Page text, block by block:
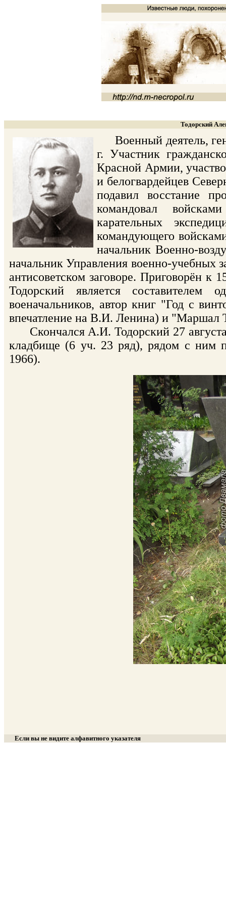
Тодорский
Военный деятель,
г. Участник
Красной Армии,
и белогвардейцев
подавил восстание
командовал
карательных
командующего
начальник Военно-
начальник Управления военно-учебных
антисоветском заговоре. Приговорён к
Тодорский является составителем
военачальников, автор книг "Год с
впечатление на В.И. Ленина) и "Маршал
Скончался А.И. Тодорский 27 августа
кладбище (6 уч. 23 ряд), рядом с ним
1966).
Если вы не видите алфавитного указателя